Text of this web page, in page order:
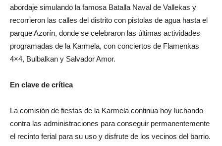
abordaje simulando la famosa Batalla Naval de Vallekas y
recorrieron las calles del distrito con pistolas de agua hasta el
parque Azorín, donde se celebraron las últimas actividades
programadas de la Karmela, con conciertos de Flamenkas
4×4, Bulbalkan y Salvador Amor.
En clave de crítica
La comisión de fiestas de la Karmela continua hoy luchando
contra las administraciones para conseguir permanentemente
el recinto ferial para su uso y disfrute de los vecinos del barrio.